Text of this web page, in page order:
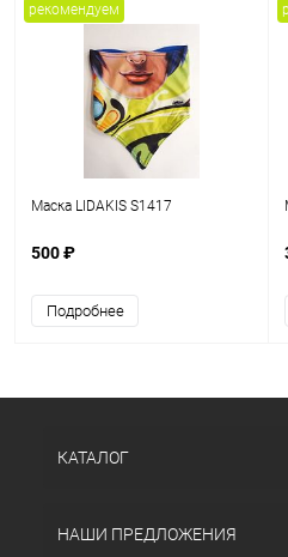
рекомендуем
Маска LIDAKIS S1417
500 ₽
Подробнее
КАТАЛОГ
НАШИ ПРЕДЛОЖЕНИЯ